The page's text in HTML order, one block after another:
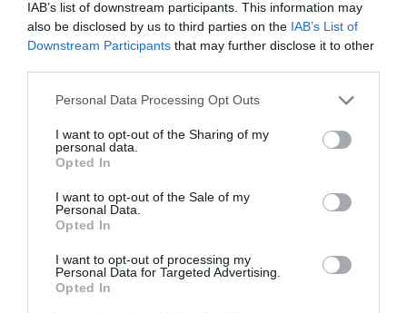
IAB’s list of downstream participants. This information may
also be disclosed by us to third parties on the IAB’s List of
Downstream Participants that may further disclose it to other
Personal Data Processing Opt Outs
I want to opt-out of the Sharing of my
personal data.
Opted In
I want to opt-out of the Sale of my
Personal Data.
Opted In
I want to opt-out of processing my
Personal Data for Targeted Advertising.
Opted In
l’esempio straordinario delle associazioni di
migranti che promuovono iniziative transnazionali
tra i territori di arrivo e quelli di origine,a favore
dello sviluppo socio-economico e della coesione
sociale. Il progetto, che si svolge in Italia, Francia
e Spagna, è cofinanziato dall’Unione Europea e
Per info: info@gaong.org www.gaong.org.